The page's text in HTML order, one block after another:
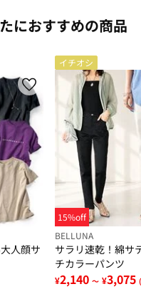
におすすめの商品
人顔サ
イチオシ
15%off
BELLUNA
サラリ速乾！綿サ
チカラーパンツ
¥2,140 ～ ¥3,075